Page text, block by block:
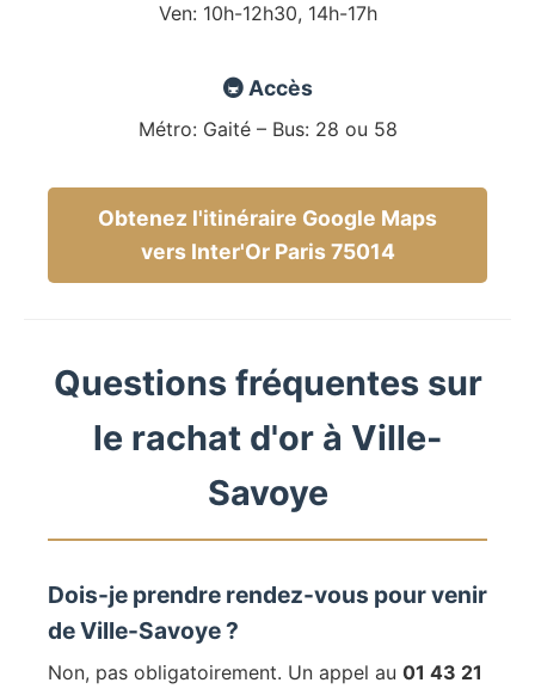
Ven: 10h-12h30, 14h-17h
🚇 Accès
Métro: Gaité – Bus: 28 ou 58
Obtenez l'itinéraire Google Maps
vers Inter'Or Paris 75014
Questions fréquentes sur
le rachat d'or à Ville-
Savoye
Dois-je prendre rendez-vous pour venir
de Ville-Savoye ?
Non, pas obligatoirement. Un appel au 01 43 21